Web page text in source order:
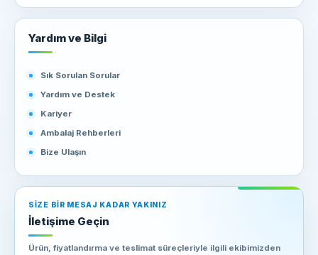
Yardım ve Bilgi
Sık Sorulan Sorular
Yardım ve Destek
Kariyer
Ambalaj Rehberleri
Bize Ulaşın
SIZE BIR MESAJ KADAR YAKINIZ
İletişime Geçin
Ürün, fiyatlandırma ve teslimat süreçleriyle ilgili ekibimizden